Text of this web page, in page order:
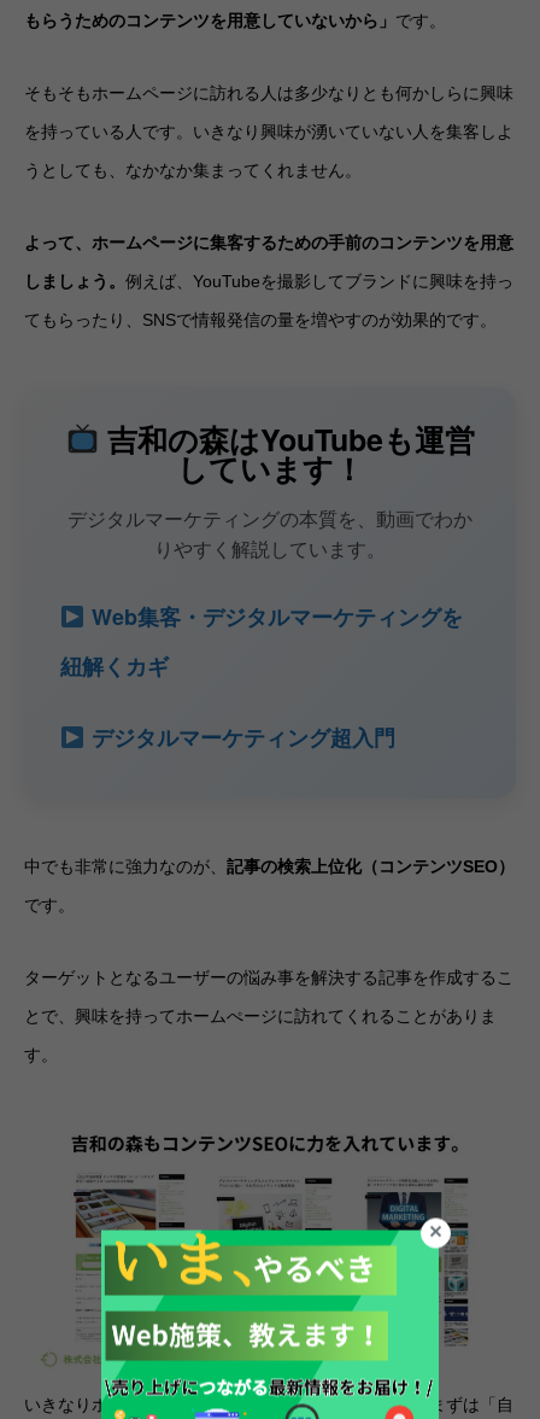
もらうためのコンテンツを用意していないから」 です。
そもそもホームページに訪れる人は多少なりとも何かしらに興味
を持っている人です。いきなり興味が湧いていない人を集客しよ
うとしても、なかなか集まってくれません。
よって、ホームページに集客するための手前のコンテンツを用意
しましょう。 例えば、YouTubeを撮影してブランドに興味を持っ
てもらったり、SNSで情報発信の量を増やすのが効果的です。
吉和の森はYouTubeも運営
しています！
デジタルマーケティングの本質を、動画でわか
りやすく解説しています。
Web集客・デジタルマーケティングを
紐解くカギ
デジタルマーケティング超入門
中でも非常に強力なのが、 記事の検索上位化（コンテンツSEO）
です。
ターゲットとなるユーザーの悩み事を解決する記事を作成するこ
とで、興味を持ってホームぺージに訪れてくれることがありま
す。
いきなりホームページへの集客を考えるのではなく、まずは「自